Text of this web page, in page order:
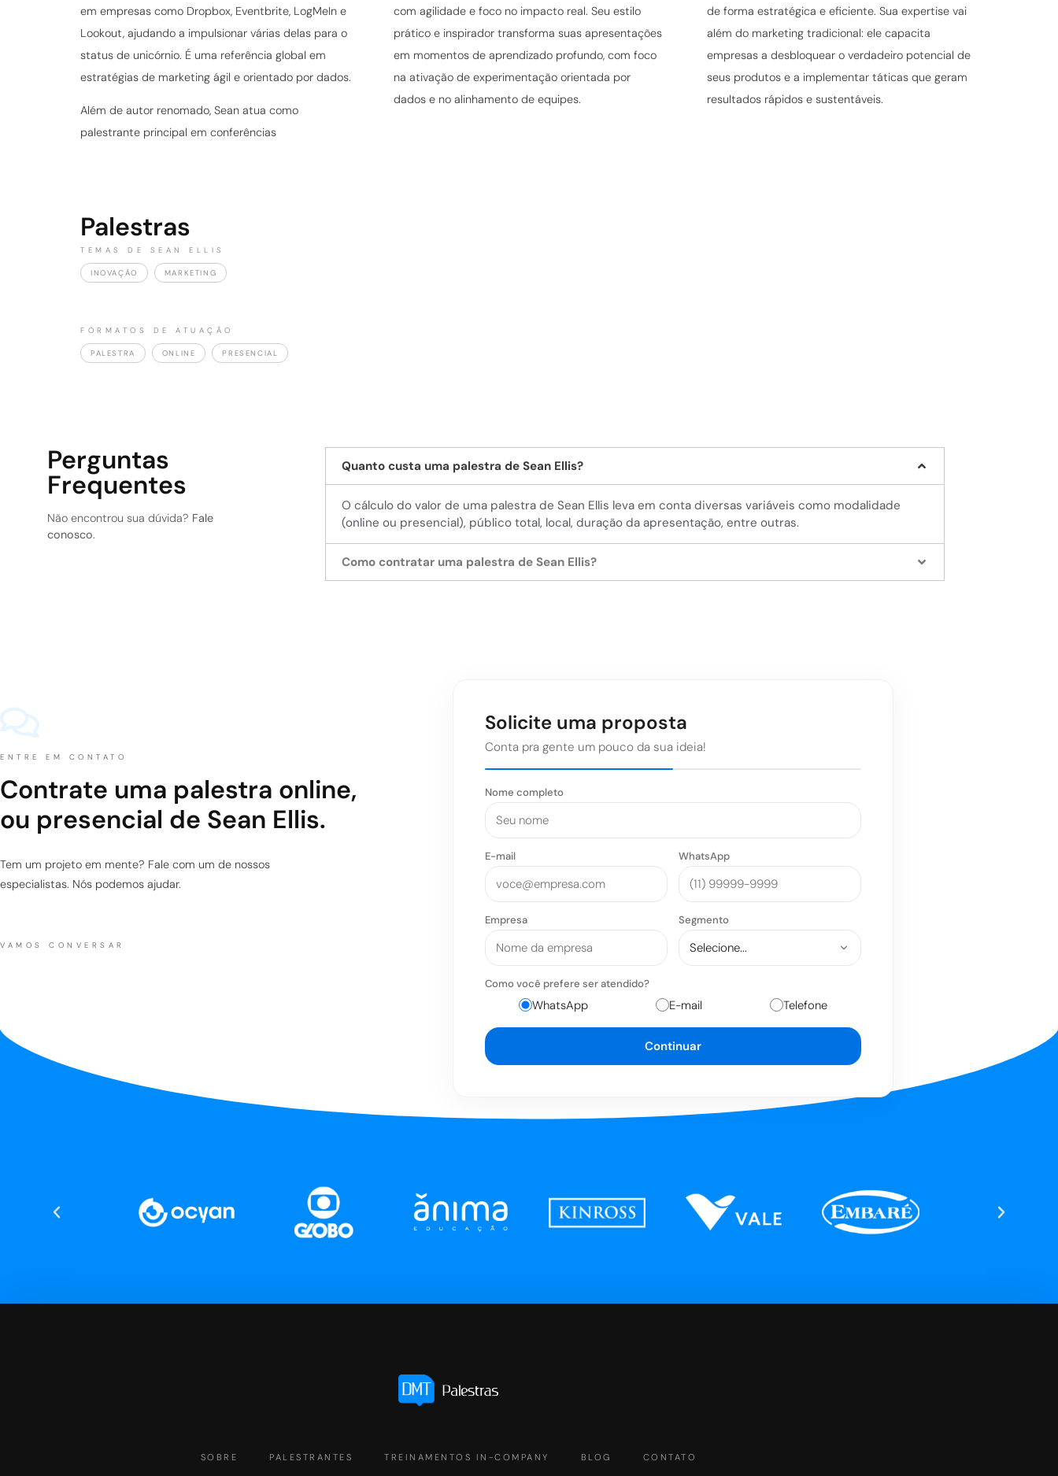
em empresas como Dropbox, Eventbrite, LogMeIn e
Lookout, ajudando a impulsionar várias delas para o
status de unicórnio. É uma referência global em
estratégias de marketing ágil e orientado por dados.
Além de autor renomado, Sean atua como
palestrante principal em conferências
com agilidade e foco no impacto real. Seu estilo
prático e inspirador transforma suas apresentações
em momentos de aprendizado profundo, com foco
na ativação de experimentação orientada por
dados e no alinhamento de equipes.
de forma estratégica e eficiente. Sua expertise vai
além do marketing tradicional: ele capacita
empresas a desbloquear o verdadeiro potencial de
seus produtos e a implementar táticas que geram
resultados rápidos e sustentáveis.
Palestras
TEMAS DE SEAN ELLIS
INOVAÇÃO MARKETING
FORMATOS DE ATUAÇÃO
PALESTRA ONLINE PRESENCIAL
Perguntas
Frequentes
Não encontrou sua dúvida? Fale
conosco.
Quanto custa uma palestra de Sean Ellis?
O cálculo do valor de uma palestra de Sean Ellis leva em conta diversas variáveis como modalidade
(online ou presencial), público total, local, duração da apresentação, entre outras.
Como contratar uma palestra de Sean Ellis?
ENTRE EM CONTATO
Contrate uma palestra online,
ou presencial de Sean Ellis.
Tem um projeto em mente? Fale com um de nossos
especialistas. Nós podemos ajudar.
VAMOS CONVERSAR
Solicite uma proposta
Conta pra gente um pouco da sua ideia!
Nome completo
E-mail WhatsApp
Empresa Segmento
Como você prefere ser atendido?
WhatsApp E-mail Telefone
Continuar
SOBRE PALESTRANTES TREINAMENTOS IN-COMPANY BLOG CONTATO